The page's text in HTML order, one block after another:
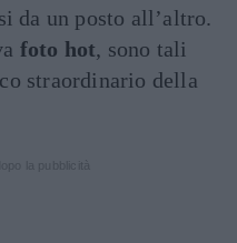
da un posto all’altro.
foto hot, sono tali
straordinario della